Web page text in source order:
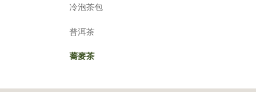
冷泡茶包
普洱茶
蕎麥茶